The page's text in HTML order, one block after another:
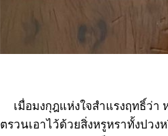
เมื่อมงกุฎแห่งใจสำแรงฤทธิ์ว่า
ตรวนเอาไว้ด้วยสิ่งหรูหราทั้งปวง